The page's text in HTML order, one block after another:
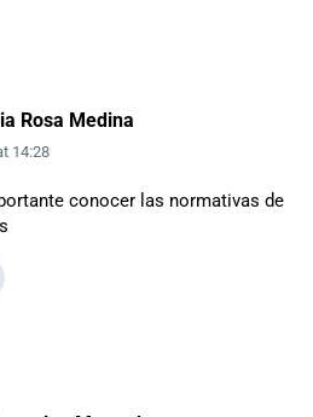
Rosa Medina
14:28
conocer las normativas de